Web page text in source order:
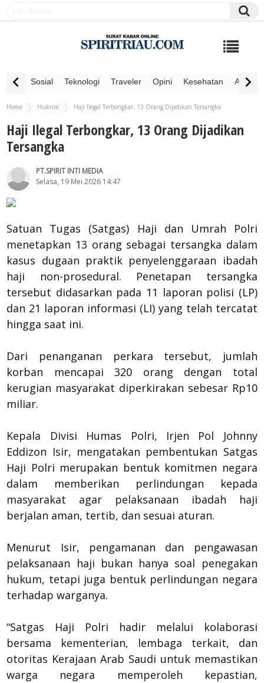
Sosial Teknologi Traveler Opini Kesehatan
Home Hukrim Haji Ilegal Terbongkar, 13 Orang Dijadikan Tersangka
Haji Ilegal Terbongkar, 13 Orang Dijadikan
Tersangka
PT.SPIRIT INTI MEDIA
Selasa, 19 Mei 2026 14:47
Satuan Tugas (Satgas) Haji dan Umrah Polri
menetapkan 13 orang sebagai tersangka dalam
kasus dugaan praktik penyelenggaraan ibadah
haji non-prosedural. Penetapan tersangka
tersebut didasarkan pada 11 laporan polisi (LP)
dan 21 laporan informasi (LI) yang telah tercatat
hingga saat ini.
Dari penanganan perkara tersebut, jumlah
korban mencapai 320 orang dengan total
kerugian masyarakat diperkirakan sebesar Rp10
miliar.
Kepala Divisi Humas Polri, Irjen Pol Johnny
Eddizon Isir, mengatakan pembentukan Satgas
Haji Polri merupakan bentuk komitmen negara
dalam memberikan perlindungan kepada
masyarakat agar pelaksanaan ibadah haji
berjalan aman, tertib, dan sesuai aturan.
Menurut Isir, pengamanan dan pengawasan
pelaksanaan haji bukan hanya soal penegakan
hukum, tetapi juga bentuk perlindungan negara
terhadap warganya.
“Satgas Haji Polri hadir melalui kolaborasi
bersama kementerian, lembaga terkait, dan
otoritas Kerajaan Arab Saudi untuk memastikan
warga negara memperoleh kepastian,